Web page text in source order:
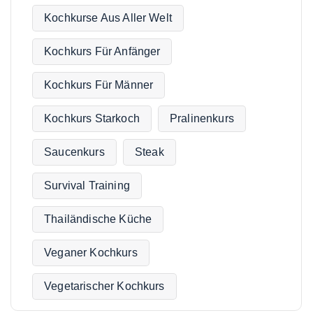
Kochkurse Aus Aller Welt
Kochkurs Für Anfänger
Kochkurs Für Männer
Kochkurs Starkoch Pralinenkurs
Saucenkurs Steak
Survival Training
Thailändische Küche
Veganer Kochkurs
Vegetarischer Kochkurs